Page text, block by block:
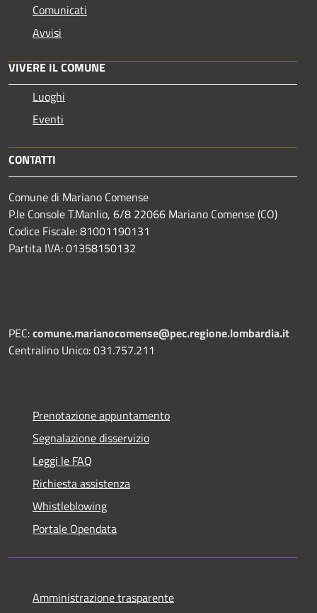
Comunicati
Avvisi
VIVERE IL COMUNE
Luoghi
Eventi
CONTATTI
Comune di Mariano Comense
P.le Console T.Manlio, 6/8 22066 Mariano Comense (CO)
Codice Fiscale: 81001190131
Partita IVA: 01358150132
PEC:comune.marianocomense@pec.regione.lombardia.it
Centralino Unico: 031.757.211
Prenotazione appuntamento
Segnalazione disservizio
Leggi le FAQ
Richiesta assistenza
Whistleblowing
Portale Opendata
Amministrazione trasparente